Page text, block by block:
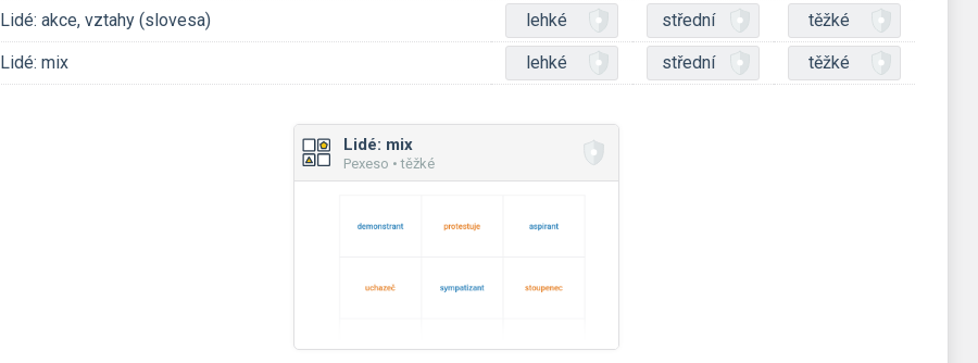
Lidé: akce, vztahy (slovesa) lehké střední těžké
Lidé: mix lehké střední těžké
Lidé: mix
Pexeso • těžké